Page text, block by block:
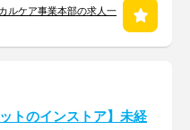
ルケア事業本部の求人一
ットのインストア】未経